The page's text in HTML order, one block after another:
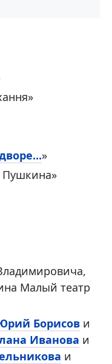
»
Малый театр
Борисов и
Иванова и
и